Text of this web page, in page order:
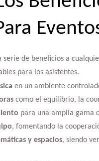
serie de beneficios a
para los asistentes.
en un ambiente
como el equilibrio, la
para una amplia gama
, fomentando la
y espacios, siendo